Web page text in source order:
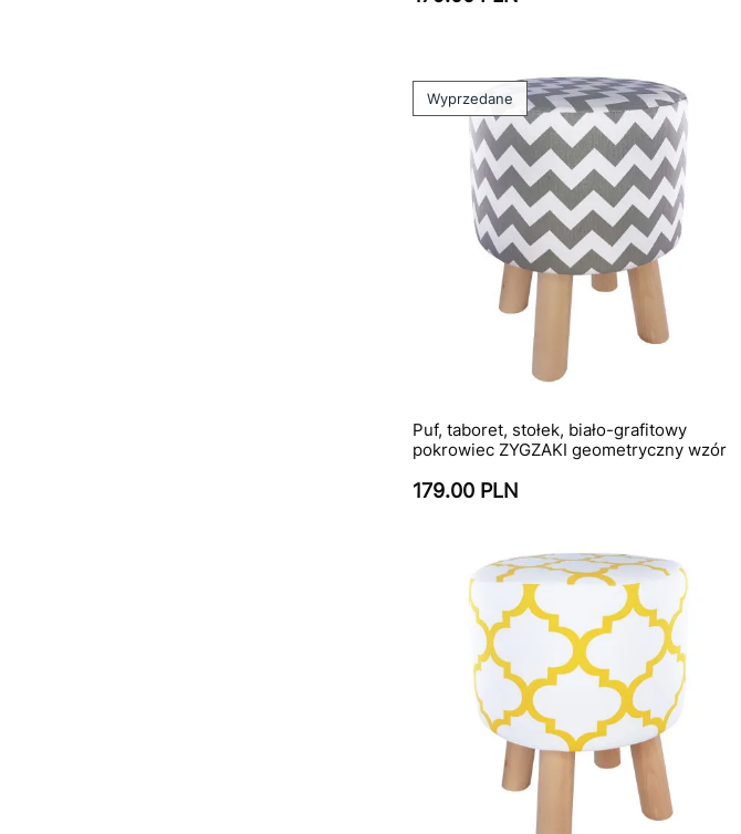
Wyprzedane
Puf, taboret, stołek, biało-grafitowy
pokrowiec ZYGZAKI geometryczny wzór
179.00 PLN